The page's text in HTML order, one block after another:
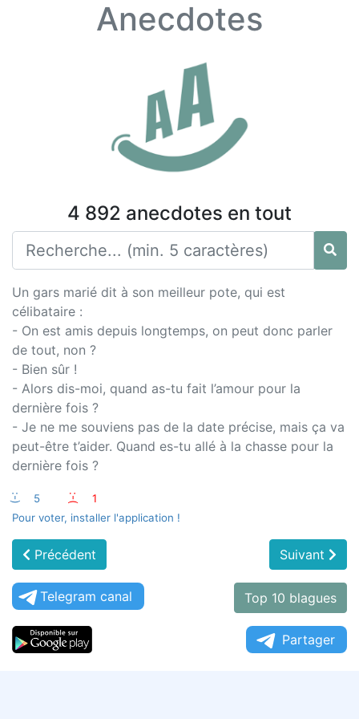
Anecdotes
4 892 anecdotes en tout
Un gars marié dit à son meilleur pote, qui est
célibataire :
- On est amis depuis longtemps, on peut donc parler
de tout, non ?
- Bien sûr !
- Alors dis-moi, quand as-tu fait l’amour pour la
dernière fois ?
- Je ne me souviens pas de la date précise, mais ça va
peut-être t’aider. Quand es-tu allé à la chasse pour la
dernière fois ?
:-) 5 :-(
1
Pour voter, installer l'application !
Précédent Suivant
Telegram canal Top 10 blagues
Partager